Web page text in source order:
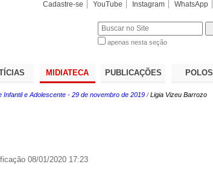
Cadastre-se YouTube Instagram WhatsApp
apenas nesta seção
MIDIATECA PUBLICAÇÕES POLOS
e Adolescente - 29 de novembro de 2019 /Ligia Vizeu Barrozo
08/01/2020 17:23